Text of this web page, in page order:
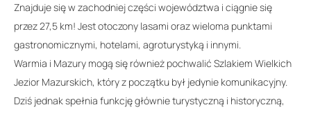
Znajduje się w zachodniej części województwa i ciągnie się
przez 27,5 km! Jest otoczony lasami oraz wieloma punktami
gastronomicznymi, hotelami, agroturystyką i innymi.
Warmia i Mazury mogą się również pochwalić Szlakiem Wielkich
Jezior Mazurskich, który z początku był jedynie komunikacyjny.
Dziś jednak spełnia funkcję głównie turystyczną i historyczną,